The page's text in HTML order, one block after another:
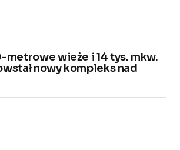
metrowe wieże i 14 tys. mkw.
nowy kompleks nad